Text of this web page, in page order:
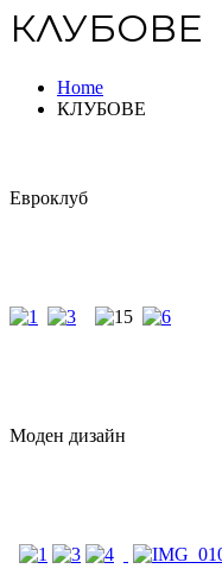
КЛУБОВЕ
Home
КЛУБОВЕ
Евроклуб
Моден дизайн